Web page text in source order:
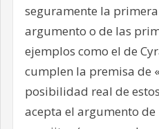
seguramente la
argumento o de las
ejemplos como el de
cumplen la premisa de
posibilidad real de
acepta el argumento